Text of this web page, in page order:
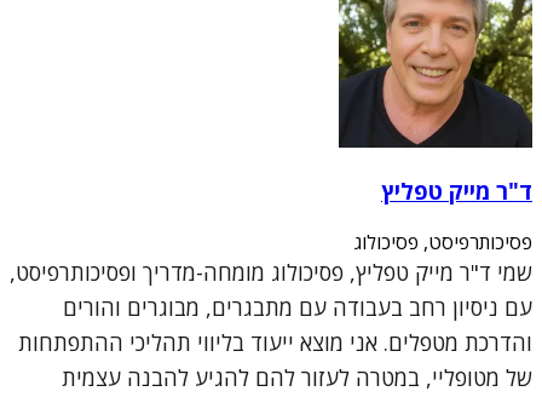
ד"ר מייק טפליץ
פסיכותרפיסט, פסיכולוג
שמי ד"ר מייק טפליץ, פסיכולוג מומחה-מדריך ופסיכותרפיסט,
עם ניסיון רחב בעבודה עם מתבגרים, מבוגרים והורים
והדרכת מטפלים. אני מוצא ייעוד בליווי תהליכי ההתפתחות
של מטופליי, במטרה לעזור להם להגיע להבנה עצמית